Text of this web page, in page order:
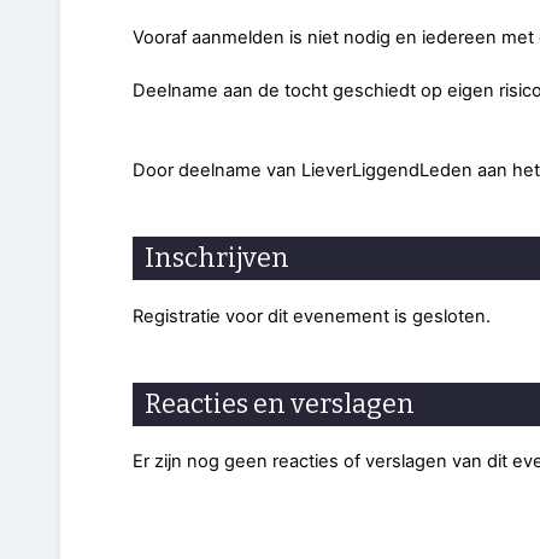
Vooraf aanmelden is niet nodig en iedereen
Deelname aan de tocht geschiedt op eigen
Door deelname van LieverLiggendLeden aan
Inschrijven
Registratie voor dit evenement is gesloten.
Reacties en verslagen
Er zijn nog geen reacties of verslagen van dit